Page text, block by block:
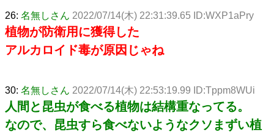
26: 名無しさん 2022/07/14(木) 22:31:39.65 ID:WXP1aPry
植物が防衛用に獲得した
アルカロイド毒が原因じゃね
30: 名無しさん 2022/07/14(木) 22:53:19.99 ID:Tppm8WUi
人間と昆虫が食べる植物は結構重なってる。
なので、昆虫すら食べないようなクソまずい植